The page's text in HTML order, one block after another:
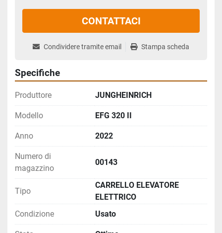
CONTATTACI
Condividere tramite email Stampa scheda
Specifiche
Produttore JUNGHEINRICH
Modello EFG 320 II
Anno 2022
Numero di
magazzino
00143
Tipo
CARRELLO ELEVATORE
ELETTRICO
Condizione
Usato